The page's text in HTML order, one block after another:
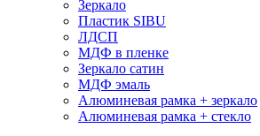
Зеркало
Пластик SIBU
ЛДСП
МДФ в пленке
Зеркало сатин
МДФ эмаль
Алюминевая рамка + зеркало
Алюминевая рамка + стекло